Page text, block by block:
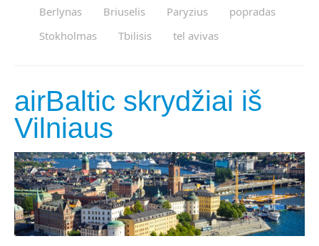
Berlynas
Briuselis Paryzius
popradas
Stokholmas
Tbilisis tel avivas
airBaltic skrydžiai iš
Vilniaus